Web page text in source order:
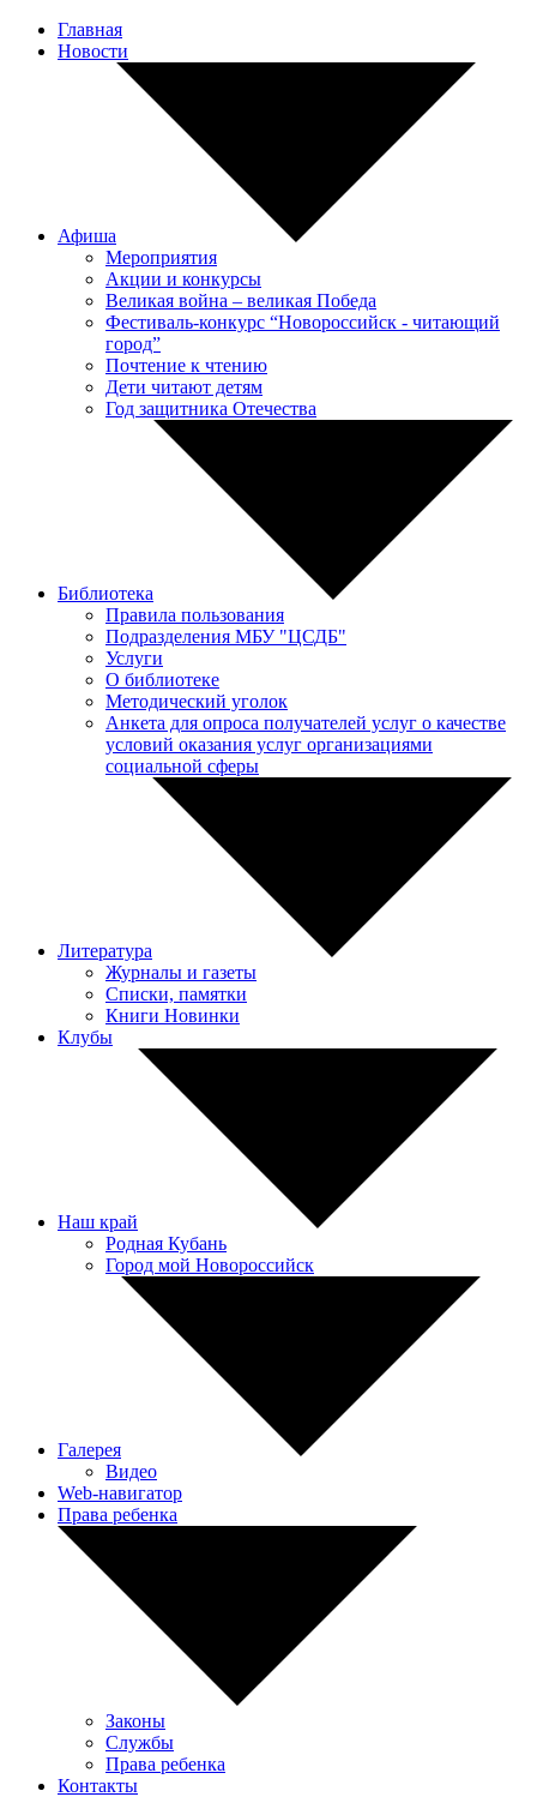
Главная
Новости
Афиша
Мероприятия
Акции и конкурсы
Великая война – великая Победа
Фестиваль-конкурс “Новороссийск - читающий
город”
Почтение к чтению
Дети читают детям
Год защитника Отечества
Библиотека
Правила пользования
Подразделения МБУ "ЦСДБ"
Услуги
О библиотеке
Методический уголок
Анкета для опроса получателей услуг о качестве
условий оказания услуг организациями
социальной сферы
Литература
Журналы и газеты
Списки, памятки
Книги Новинки
Клубы
Наш край
Родная Кубань
Город мой Новороссийск
Галерея
Видео
Web-навигатор
Права ребенка
Законы
Службы
Права ребенка
Контакты